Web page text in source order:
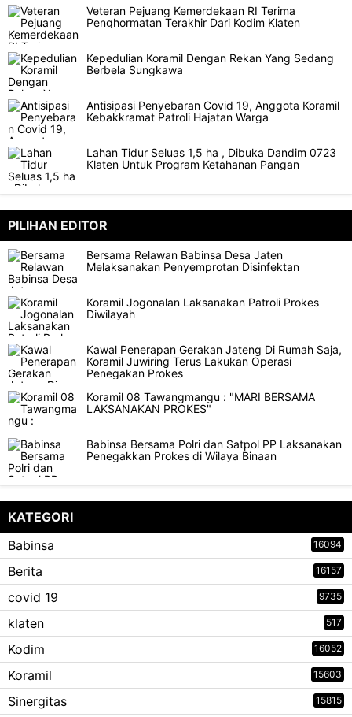
Veteran Pejuang Kemerdekaan RI Terima
Penghormatan Terakhir Dari Kodim Klaten
Kepedulian Koramil Dengan Rekan Yang Sedang
Berbela Sungkawa
Antisipasi Penyebaran Covid 19, Anggota Koramil
Kebakkramat Patroli Hajatan Warga
Lahan Tidur Seluas 1,5 ha , Dibuka Dandim 0723
Klaten Untuk Program Ketahanan Pangan
PILIHAN EDITOR
Bersama Relawan Babinsa Desa Jaten
Melaksanakan Penyemprotan Disinfektan
Koramil Jogonalan Laksanakan Patroli Prokes
Diwilayah
Kawal Penerapan Gerakan Jateng Di Rumah Saja,
Koramil Juwiring Terus Lakukan Operasi
Penegakan Prokes
Koramil 08 Tawangmangu : "MARI BERSAMA
LAKSANAKAN PROKES"
Babinsa Bersama Polri dan Satpol PP Laksanakan
Penegakkan Prokes di Wilaya Binaan
KATEGORI
Babinsa
16094
Berita 16157
covid 19 9735
klaten 517
Kodim 16052
Koramil 15603
Sinergitas 15815